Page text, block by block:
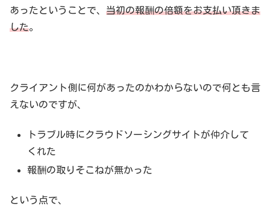
あったということで、 当初の報酬の倍額をお支払い頂きま
した。
クライアント側に何があったのかわからないので何とも言
えないのですが、
トラブル時にクラウドソーシングサイトが仲介して
くれた
報酬の取りそこねが無かった
という点で、